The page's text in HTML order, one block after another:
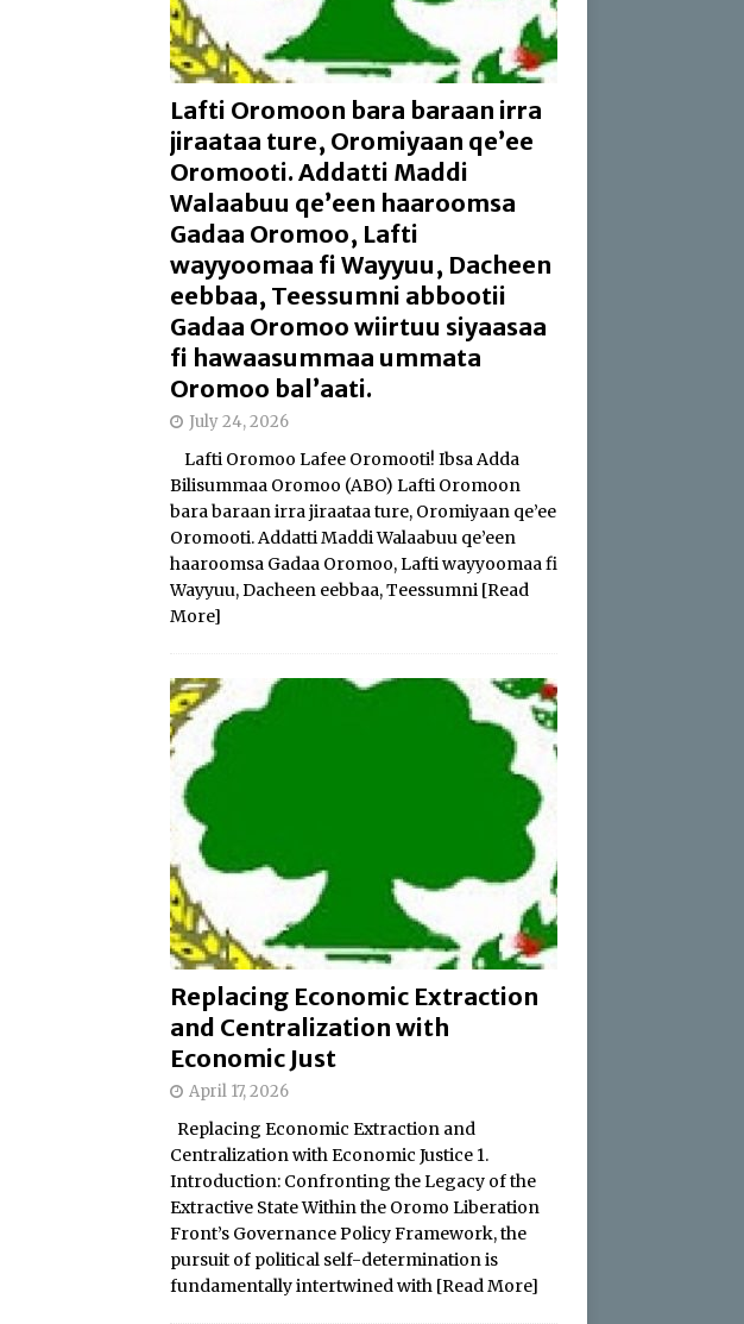
Lafti Oromoon bara baraan irra
jiraataa ture, Oromiyaan qe’ee
Oromooti. Addatti Maddi
Walaabuu qe’een haaroomsa
Gadaa Oromoo, Lafti
wayyoomaa fi Wayyuu, Dacheen
eebbaa, Teessumni abbootii
Gadaa Oromoo wiirtuu siyaasaa
fi hawaasummaa ummata
Oromoo bal’aati.
July 24, 2026
Lafti Oromoo Lafee Oromooti! Ibsa Adda
Bilisummaa Oromoo (ABO) Lafti Oromoon
bara baraan irra jiraataa ture, Oromiyaan qe’ee
Oromooti. Addatti Maddi Walaabuu qe’een
haaroomsa Gadaa Oromoo, Lafti wayyoomaa fi
Wayyuu, Dacheen eebbaa, Teessumni [Read
More]
Replacing Economic Extraction
and Centralization with
Economic Just
April 17, 2026
Replacing Economic Extraction and
Centralization with Economic Justice 1.
Introduction: Confronting the Legacy of the
Extractive State Within the Oromo Liberation
Front’s Governance Policy Framework, the
pursuit of political self-determination is
fundamentally intertwined with [Read More]